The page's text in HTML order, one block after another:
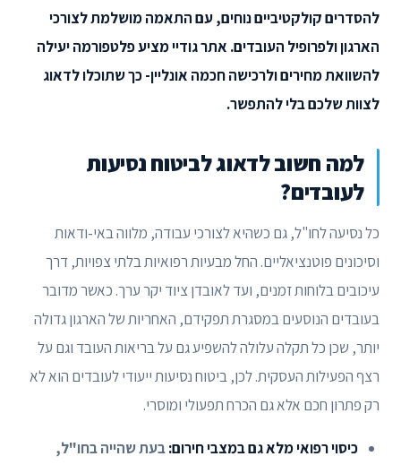
להסדרים קולקטיביים נוחים, עם התאמה מושלמת לצורכי
הארגון ולפרופיל העובדים. אתר גודיי מציע פלטפורמה יעילה
להשוואת מחירים ולרכישה חכמה אונליין- כך שתוכלו לדאוג
לצוות שלכם בלי להתפשר.
למה חשוב לדאוג לביטוח נסיעות
לעובדים?
כל נסיעה לחו"ל, גם כשהיא לצורכי עבודה, מלווה באי-ודאות
וסיכונים פוטנציאליים. החל מבעיות רפואיות בלתי צפויות, דרך
עיכובים בלוחות זמנים, ועד לאובדן ציוד יקר ערך. כאשר מדובר
בעובדים הנוסעים במסגרת תפקידם, האחריות של הארגון גדולה
יותר, שכן כל תקלה עלולה להשפיע גם על בריאות העובד וגם על
רצף הפעילות העסקית. לכן, ביטוח נסיעות ייעודי לעובדים הוא לא
רק פתרון חכם אלא גם הכרח תפעולי ומוסרי.
כיסוי רפואי מלא גם במצבי חירום:בעת שהייה בחו"ל,